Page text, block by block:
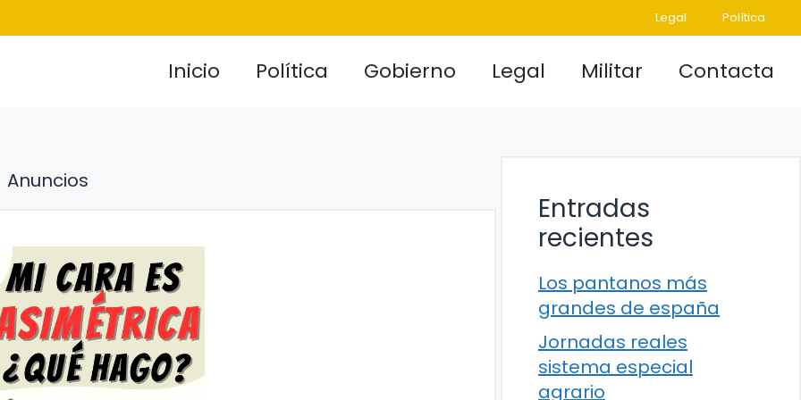
Legal Política
Inicio Política Gobierno Legal Militar Contacta
Anuncios
Entradas
recientes
Los pantanos más
grandes de españa
Jornadas reales
sistema especial
agrario